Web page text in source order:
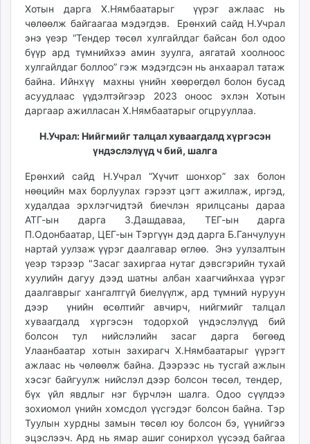
shuum.mn
times.mn
tvmongolia.mn
mass.mn
unegui.mn
assa.mn
toim.mn
tac.mn
Хотын дарга Х.Нямбаатарыг үүрэг ажлаас нь
чөлөөлж байгаагаа мэдэгдэв. Ерөнхий сайд Н.Учрал
энэ үеэр “Тендер төсөл хулгайлдаг байсан бол одоо
бүүр ард түмнийхээ амин зуулга, аягатай хоолноос
хулгайлдаг боллоо” гэж мэдэгдсэн нь анхаарал татаж
байна. Ийнхүү махны үнийн хөөрөгдөл болон бусад
асуудлаас үүдэлтэйгээр 2023 оноос эхлэн Хотын
даргаар ажилласан Х.Нямбаатарыг огцрууллаа.
Н.Учрал: Нийгмийг талцал хуваагдалд хүргэсэн
үндэслэлүүд ч бий, шалга
Ерөнхий сайд Н.Учрал “Хүчит шонхор” зах болон
нөөцийн мах борлуулах гэрээт цэгт ажиллаж, иргэд,
худалдаа эрхлэгчидтэй биечлэн ярилцсаны дараа
АТГ-ын дарга З.Дашдаваа, ТЕГ-ын дарга
П.Одонбаатар, ЦЕГ-ын Тэргүүн дэд дарга Б.Ганчулуун
нартай уулзаж үүрэг даалгавар өглөө. Энэ уулзалтын
үеэр тэрээр "Засаг захиргаа нутаг дэвсгэрийн тухай
хуулийн дагуу дээд шатны албан хаагчийнхаа үүрэг
даалгаврыг хангалтгүй биелүүлж, ард түмний нуруун
дээр үнийн өсөлтийг авчирч, нийгмийг талцал
хуваагдалд хүргэсэн тодорхой үндэслэлүүд бий
болсон тул нийслэлийн засаг дарга бөгөөд
Улаанбаатар хотын захирагч Х.Нямбаатарыг үүрэгт
ажлаас нь чөлөөлж байна. Дээрээс нь тусгай ажлын
хэсэг байгуулж нийслэл дээр болсон төсөл, тендер,
бүх үйл явдлыг нэг бүрчлэн шалга. Одоо сүүлдээ
зохиомол үнийн хомсдол үүсгэдэг болсон байна. Тэр
Туулын хурдны замын төсөл юу болсон бэ, үүнийгээ
эцэслээч. Ард нь ямар ашиг сонирхол үүсээд байгаа